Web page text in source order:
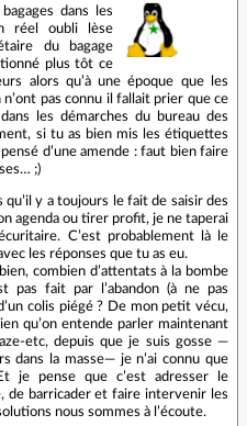
dans les
réel oubli lèse
du bagage
plus tôt ce
alors qu’à une époque que les
pas connu il fallait prier que ce
les démarches du bureau des
si tu as bien mis les étiquettes
d’une amende : faut bien faire
;)
qu’il y a toujours le fait de saisir des
agenda ou tirer profit, je ne taperai
C’est probablement là le
les réponses que tu as eu.
combien d’attentats à la bombe
pas fait par l’abandon (à ne pas
colis piégé ? De mon petit vécu,
qu’on entende parler maintenant
etc, depuis que je suis gosse —
dans la masse— je n’ai connu que
je pense que c’est adresser le
de barricader et faire intervenir les
nous sommes à l’écoute.